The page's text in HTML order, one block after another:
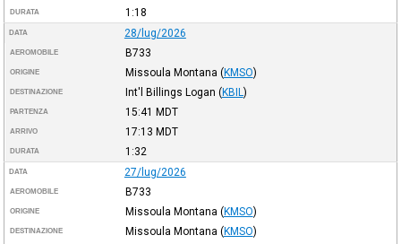
DURATA 1:18
DATA 28/lug/2026
AEROMOBILE B733
ORIGINE Missoula Montana (KMSO)
DESTINAZIONE Int'l Billings Logan (KBIL)
PARTENZA 15:41 MDT
ARRIVO 17:13 MDT
DURATA 1:32
DATA 27/lug/2026
AEROMOBILE B733
ORIGINE Missoula Montana (KMSO)
DESTINAZIONE Missoula Montana (KMSO)